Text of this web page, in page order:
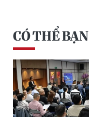
CÓ THỂ